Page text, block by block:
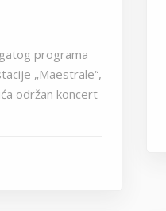
programa
„Maestrale“,
održan koncert